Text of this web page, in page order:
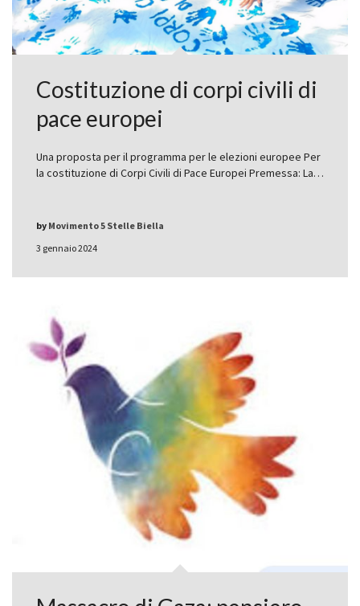
Costituzione di corpi civili di
pace europei
Una proposta per il programma per le elezioni europee Per
la costituzione di Corpi Civili di Pace Europei Premessa: La…
3 gennaio 2024
by Movimento 5 Stelle Biella